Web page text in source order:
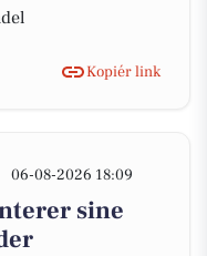
Kopiér link
06-08-2026 18:09
sine